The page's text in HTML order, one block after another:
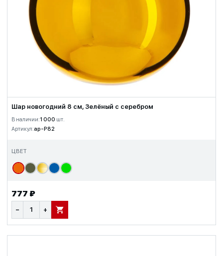
Шар новогодний 8 см, Зелёный с серебром
В наличии:1 000 шт.
Артикул:ap-P82
ЦВЕТ
777 ₽
− + В КОРЗИНУ